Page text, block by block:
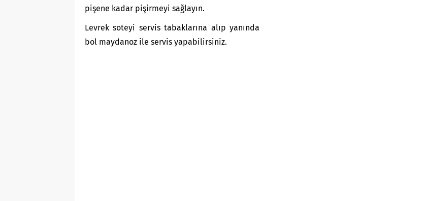
pişene kadar pişirmeyi sağlayın.
Levrek soteyi servis tabaklarına alıp yanında
bol maydanoz ile servis yapabilirsiniz.